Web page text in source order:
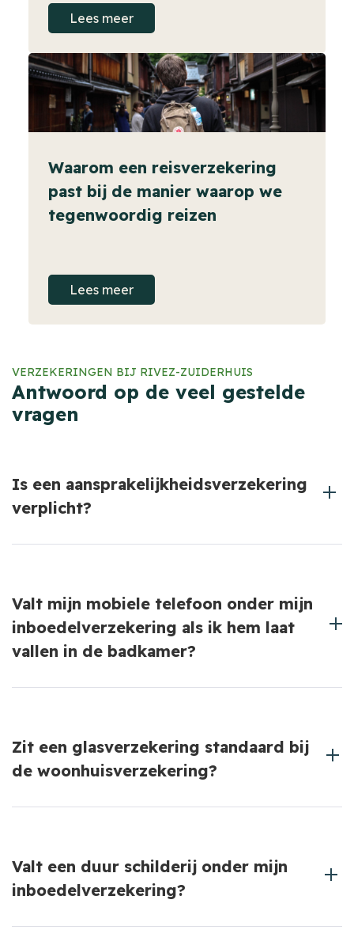
Lees meer
Waarom een reisverzekering
past bij de manier waarop we
tegenwoordig reizen
Lees meer
VERZEKERINGEN BIJ RIVEZ-ZUIDERHUIS
Antwoord op de veel gestelde
vragen
Is een aansprakelijkheidsverzekering
verplicht?
schade aan derden.
Valt mijn mobiele telefoon onder mijn
inboedelverzekering als ik hem laat
vallen in de badkamer?
inboedelverzekering. Neem contact op met onze
adviseurs voor meer informatie.
Zit een glasverzekering standaard bij
de woonhuisverzekering?
woonhuisverzekering.
Valt een duur schilderij onder mijn
inboedelverzekering?